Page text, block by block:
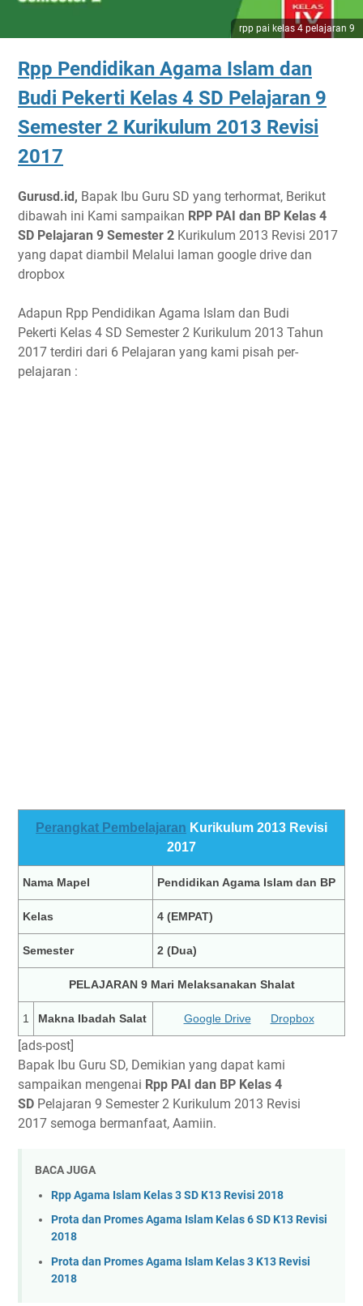
rpp pai kelas 4 pelajaran 9
Rpp Pendidikan Agama Islam dan
Budi Pekerti Kelas 4 SD Pelajaran 9
Semester 2 Kurikulum 2013 Revisi
2017
Gurusd.id, Bapak Ibu Guru SD yang terhormat, Berikut
dibawah ini Kami sampaikan RPP PAI dan BP Kelas 4
SD Pelajaran 9 Semester 2 Kurikulum 2013 Revisi 2017
yang dapat diambil Melalui laman google drive dan
dropbox
Adapun Rpp Pendidikan Agama Islam dan Budi
Pekerti Kelas 4 SD Semester 2 Kurikulum 2013 Tahun
2017 terdiri dari 6 Pelajaran yang kami pisah per-
pelajaran :
Perangkat Pembelajaran Kurikulum 2013 Revisi
2017
Nama Mapel Pendidikan Agama Islam dan BP
Kelas 4 (EMPAT)
Semester 2 (Dua)
PELAJARAN 9 Mari Melaksanakan Shalat
1 Makna Ibadah Salat Google Drive Dropbox
[ads-post]
Bapak Ibu Guru SD, Demikian yang dapat kami
sampaikan mengenai Rpp PAI dan BP Kelas 4
SD Pelajaran 9 Semester 2 Kurikulum 2013 Revisi
2017 semoga bermanfaat, Aamiin.
BACA JUGA
Rpp Agama Islam Kelas 3 SD K13 Revisi 2018
Prota dan Promes Agama Islam Kelas 6 SD K13 Revisi
2018
Prota dan Promes Agama Islam Kelas 3 K13 Revisi
2018